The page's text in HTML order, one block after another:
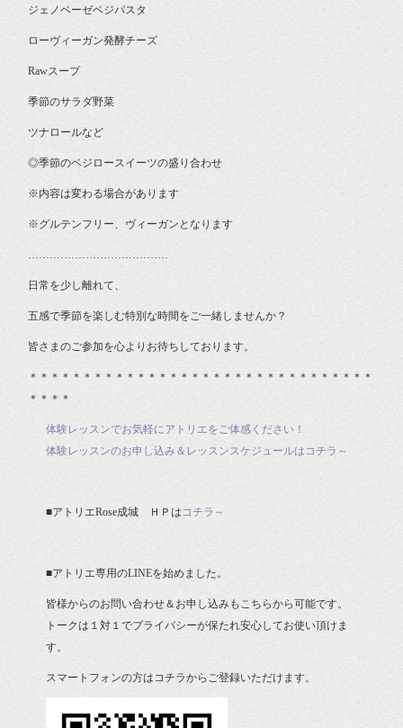
ジェノベーゼベジパスタ
ローヴィーガン発酵チーズ
Rawスープ
季節のサラダ野菜
ツナロールなど
◎季節のベジロースイーツの盛り合わせ
⁡※内容は変わる場合があります
※グルテンフリー、ヴィーガンとなります
日常を少し離れて、
五感で季節を楽しむ特別な時間をご一緒しませんか？
皆さまのご参加を心よりお待ちしております。
＊＊＊＊＊＊＊＊＊＊＊＊＊＊＊＊＊＊＊＊＊＊＊＊＊＊＊＊＊＊＊＊
＊＊＊＊
体験レッスンでお気軽にアトリエをご体感ください！
体験レッスンのお申し込み＆レッスンスケジュールはコチラ～
■アトリエRose成城 ＨＰは コチラ～
■アトリエ専用のLINEを始めました。
皆様からのお問い合わせ＆お申し込みもこちらから可能です。
トークは１対１でプライバシーが保たれ安心してお使い頂けま
す。
スマートフォンの方はコチラからご登録いただけます。